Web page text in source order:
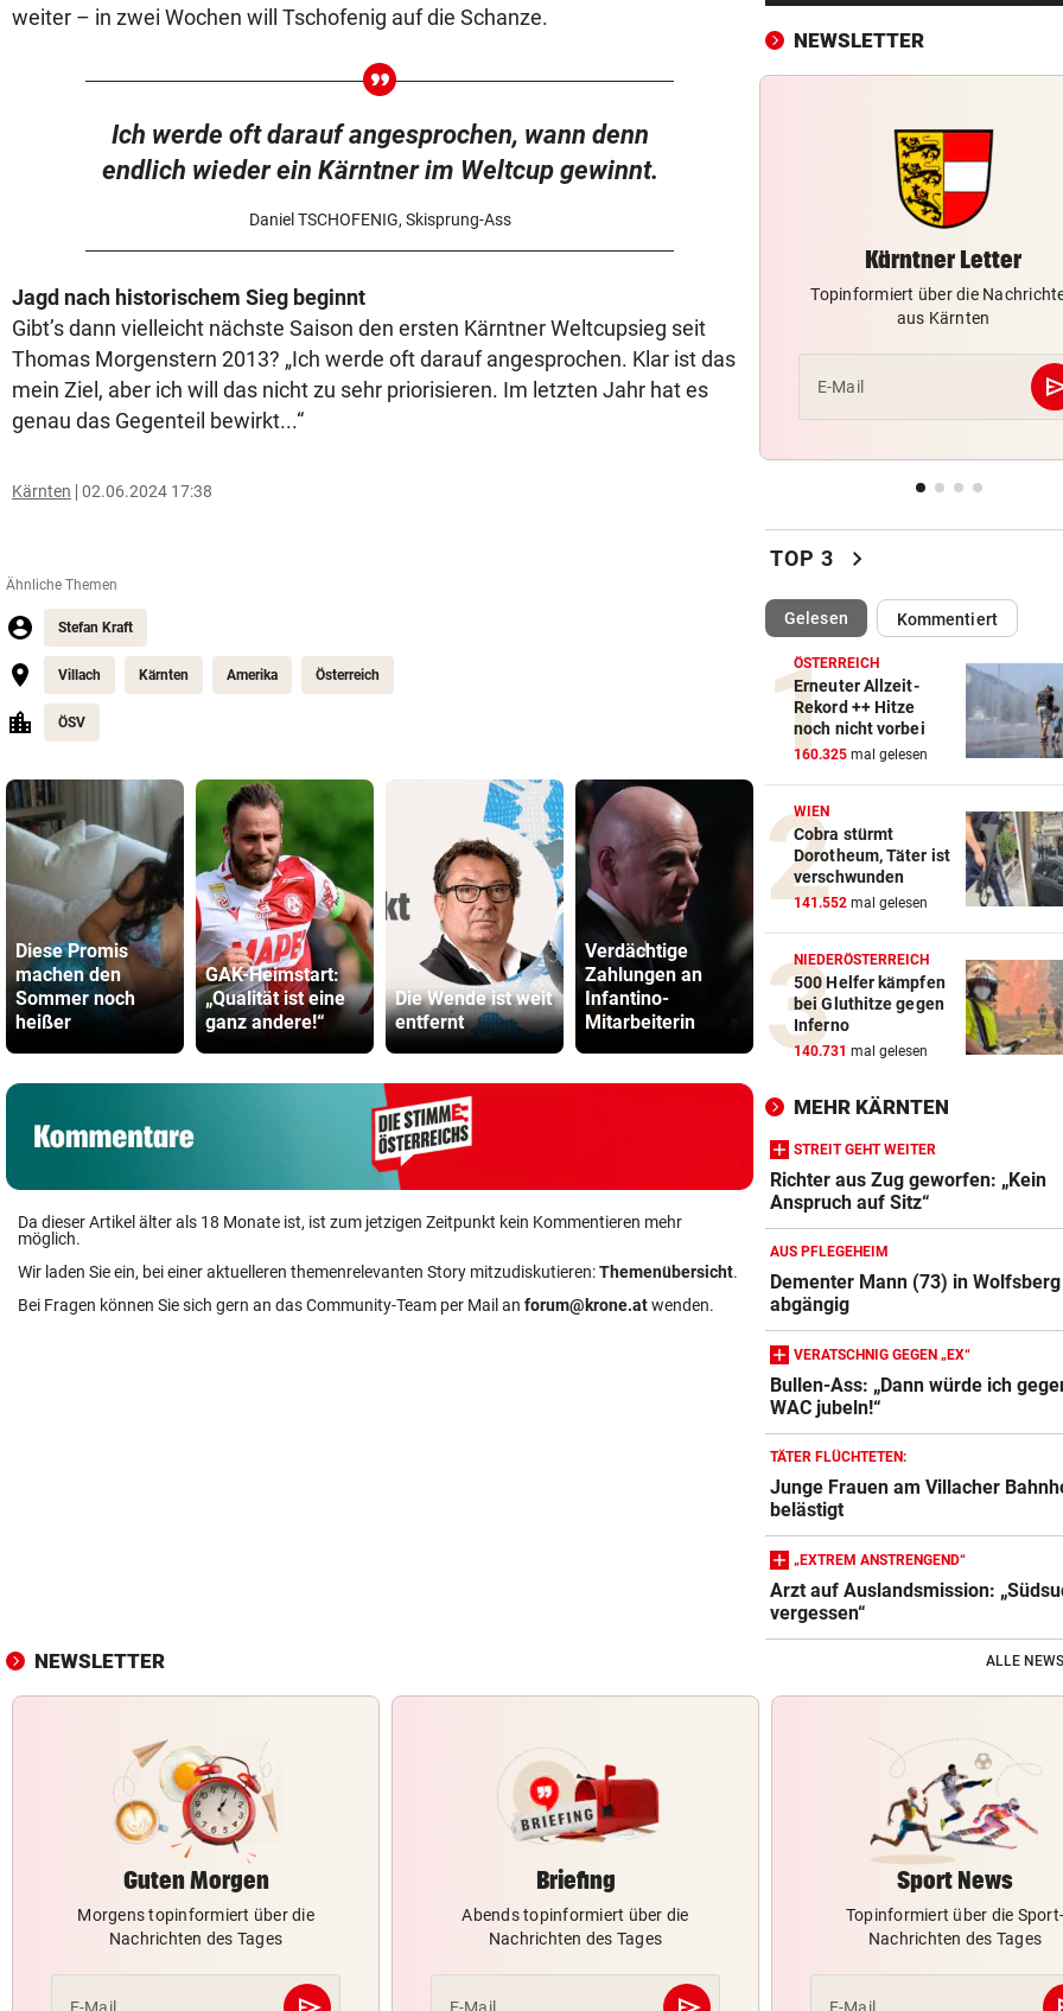
weiter – in zwei Wochen will Tschofenig auf die Schanze.
Ich werde oft darauf angesprochen, wann denn
endlich wieder ein Kärntner im Weltcup gewinnt.
Daniel TSCHOFENIG, Skisprung-Ass
Jagd nach historischem Sieg beginnt
Gibt’s dann vielleicht nächste Saison den ersten Kärntner Weltcupsieg seit
Thomas Morgenstern 2013? „Ich werde oft darauf angesprochen. Klar ist das
mein Ziel, aber ich will das nicht zu sehr priorisieren. Im letzten Jahr hat es
genau das Gegenteil bewirkt...“
Kärnten 02.06.2024 17:38
Ähnliche Themen
Stefan Kraft
Villach Kärnten Amerika Österreich
ÖSV
Diese Promis
machen den
Sommer noch
heißer
GAK-Heimstart:
„Qualität ist eine
ganz andere!“
Die Wende ist weit
entfernt
Verdächtige
Zahlungen an
Infantino-
Mitarbeiterin
Heikler Kraftakt:
Neue Windparks
brauchen Geduld
Das
deutschen
Autobauer
Da dieser Artikel älter als 18 Monate ist, ist zum jetzigen Zeitpunkt kein Kommentieren mehr
möglich.
Wir laden Sie ein, bei einer aktuelleren themenrelevanten Story mitzudiskutieren:Themenübersicht.
Bei Fragen können Sie sich gern an das Community-Team per Mail an forum@krone.atwenden.
BEI VUČIĆ IN SERBIEN vor
Gesicht“ Moskaus
DRAMATISCHE VERLETZUNG
Bochum-Profi drohte nach
SKURRILES SPIEL vor 2
Zwangspause: „Seltsam! So
etwas kommt nie vor“
vor 2
Colin“ im Zeitfahren
Infantino-Mitarbeiterin
HANDSCHRIFT VON PIG
Tirolerinnen für diverse Top-
im ORF bestellt
GUTSCHEINE ZU GEWINNEN vor
Schicken Sie uns Ihr
Katzenfoto!
NEWSLETTER
Kärntner Letter
Topinformiert über die
aus Kärnten
E-Mail
TOP 3 chevron_right
Gelesen(ausgewählt)Kommentiert
ÖSTERREICH
Erneuter Allzeit-
Rekord ++ Hitze
noch nicht vorbei
160.325 mal gelesen
WIEN
Cobra stürmt
Dorotheum, Täter ist
verschwunden
141.552 mal gelesen
NIEDERÖSTERREICH
500 Helfer kämpfen
bei Gluthitze gegen
Inferno
140.731 mal gelesen
MEHR KÄRNTEN
STREIT GEHT WEITER
Richter aus Zug geworfen: „Kein
Anspruch auf Sitz“
AUS PFLEGEHEIM
Dementer Mann (73) in Wolfsberg
abgängig
VERATSCHNIG GEGEN „EX“
Bullen-Ass: „Dann würde ich
WAC jubeln!“
TÄTER FLÜCHTETEN:
Junge Frauen am Villacher
belästigt
„EXTREM ANSTRENGEND“
Arzt auf Auslandsmission:
vergessen“
NEWSLETTER ALLE
Guten Morgen
Morgens topinformiert über die
Nachrichten des Tages
Briefing
Abends topinformiert über die
Nachrichten des Tages
Sport News
Topinformiert über die Sport-
Nachrichten des Tages